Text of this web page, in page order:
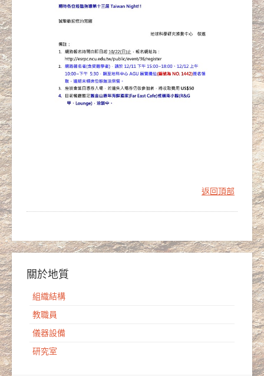
返回頂部
關於地質
組織結構
教職員
儀器設備
研究室